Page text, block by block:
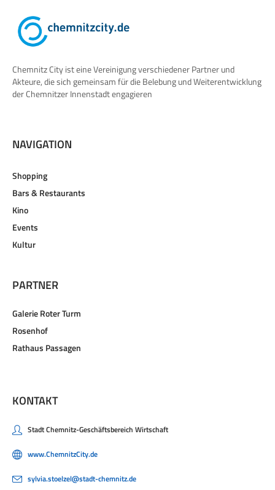
Chemnitz City ist eine Vereinigung verschiedener Partner und
Akteure, die sich gemeinsam für die Belebung und Weiterentwicklung
der Chemnitzer Innenstadt engagieren
NAVIGATION
Shopping
Bars & Restaurants
Kino
Events
Kultur
PARTNER
Galerie Roter Turm
Rosenhof
Rathaus Passagen
KONTAKT
Stadt Chemnitz-Geschäftsbereich Wirtschaft
www.ChemnitzCity.de
sylvia.stoelzel@stadt-chemnitz.de